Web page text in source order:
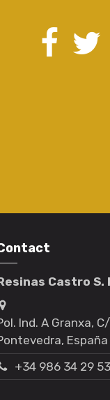
Castro S.
Ind. A Granxa,
España
+34 986 34 29 53